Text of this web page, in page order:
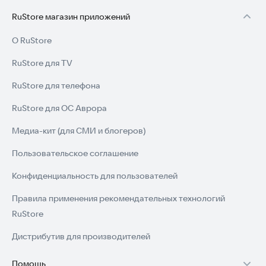
делитесь.
Это смешно и ох как развлекательно!
Попробуйте приложение прямо сейчас и создайте свои
первые смешные шедевры.
RuStore магазин приложений
О RuStore
RuStore для TV
RuStore для телефона
RuStore для ОС Аврора
Медиа-кит (для СМИ и блогеров)
Пользовательское соглашение
Конфиденциальность для пользователей
Правила применения рекомендательных технологий
RuStore
Дистрибутив для производителей
Помощь